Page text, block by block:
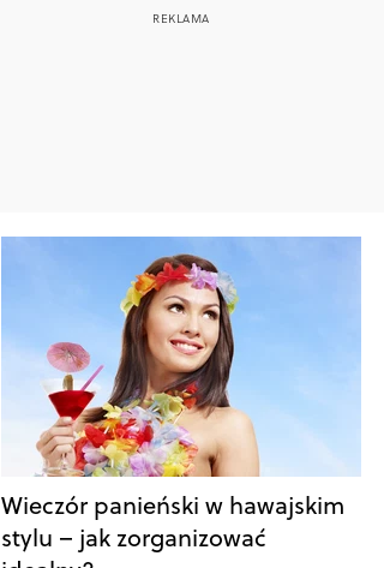
Wieczór panieński w hawajskim
stylu – jak zorganizować